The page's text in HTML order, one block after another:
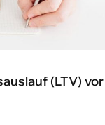
(LTV) vor